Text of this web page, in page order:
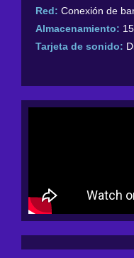
Red: Conexión de
Almacenamiento:
Tarjeta de sonido: